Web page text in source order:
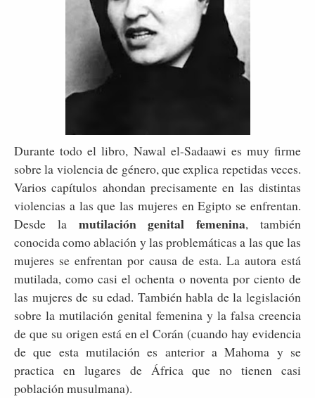
Durante todo el libro, Nawal el-Sadaawi es muy firme
sobre la violencia de género, que explica repetidas veces.
Varios capítulos ahondan precisamente en las distintas
violencias a las que las mujeres en Egipto se enfrentan.
Desde la mutilación genital femenina, también
conocida como ablación y las problemáticas a las que las
mujeres se enfrentan por causa de esta. La autora está
mutilada, como casi el ochenta o noventa por ciento de
las mujeres de su edad. También habla de la legislación
sobre la mutilación genital femenina y la falsa creencia
de que su origen está en el Corán (cuando hay evidencia
de que esta mutilación es anterior a Mahoma y se
practica en lugares de África que no tienen casi
población musulmana).